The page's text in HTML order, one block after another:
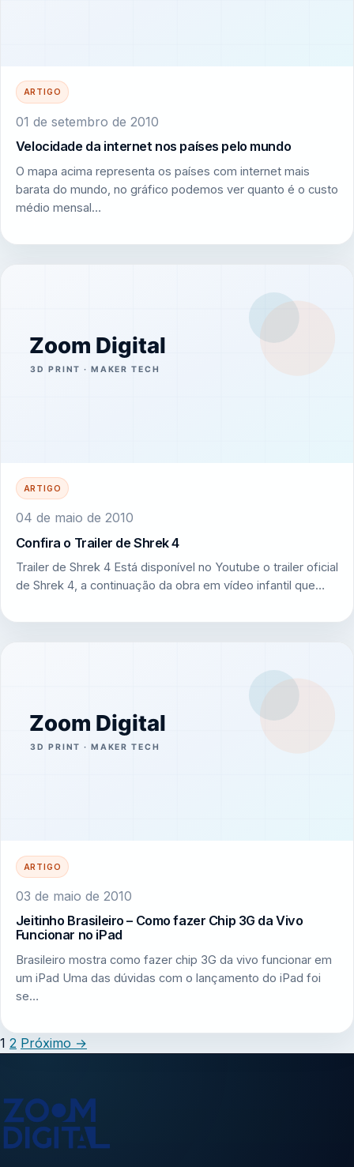
ARTIGO
01 de setembro de 2010
Velocidade da internet nos países pelo mundo
O mapa acima representa os países com internet mais
barata do mundo, no gráfico podemos ver quanto é o custo
médio mensal…
ARTIGO
04 de maio de 2010
Confira o Trailer de Shrek 4
Trailer de Shrek 4 Está disponível no Youtube o trailer oficial
de Shrek 4, a continuação da obra em vídeo infantil que…
ARTIGO
03 de maio de 2010
Jeitinho Brasileiro – Como fazer Chip 3G da Vivo
Funcionar no iPad
Brasileiro mostra como fazer chip 3G da vivo funcionar em
um iPad Uma das dúvidas com o lançamento do iPad foi
se…
1 2 Próximo →